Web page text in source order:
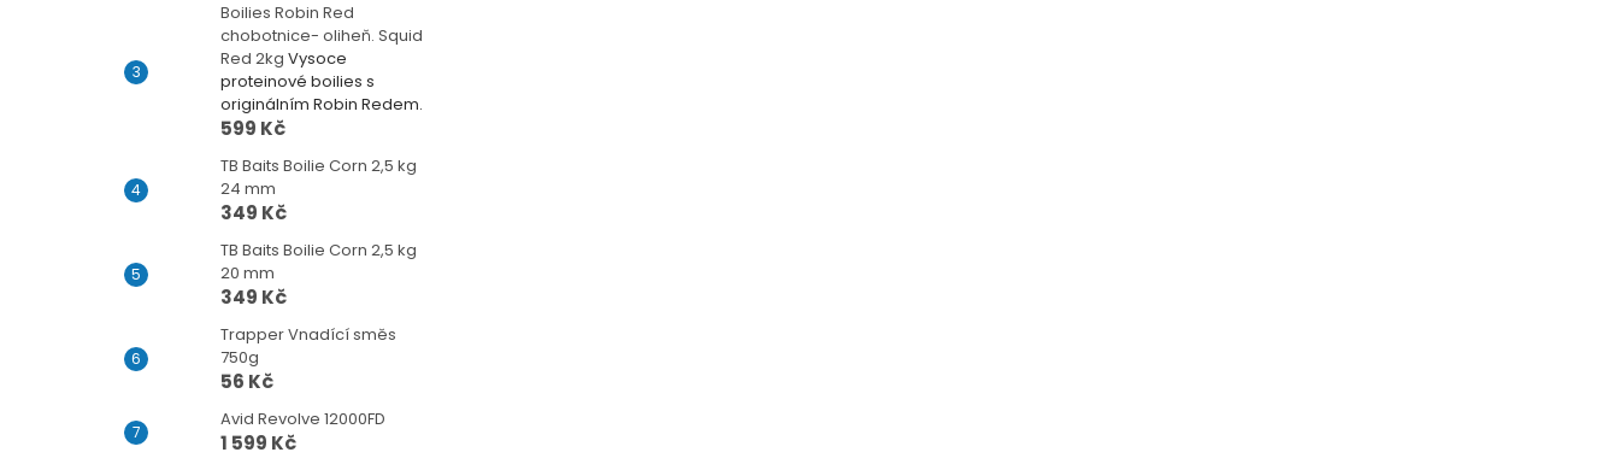
Boilies Robin Red
chobotnice- oliheň. Squid
Red 2kg Vysoce
proteinové boilies s
originálním Robin Redem.
599 Kč
TB Baits Boilie Corn 2,5 kg
24 mm
349 Kč
TB Baits Boilie Corn 2,5 kg
20 mm
349 Kč
Trapper Vnadící směs
750g
56 Kč
Avid Revolve 12000FD
1 599 Kč